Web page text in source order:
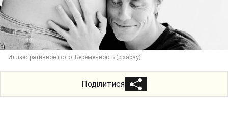
Иллюстративное фото: Беременность (pixabay)
Поділитися